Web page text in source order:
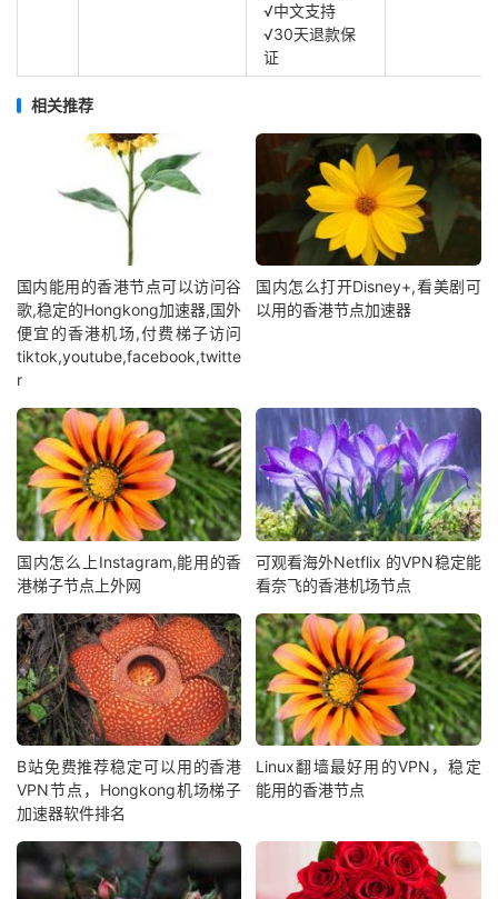
√中文支持
√30天退款保
证
相关推荐
国内能用的香港节点可以访问谷
歌,稳定的Hongkong加速器,国外
便宜的香港机场,付费梯子访问
tiktok,youtube,facebook,twitte
r
国内怎么打开Disney+,看美剧可
以用的香港节点加速器
国内怎么上Instagram,能用的香
港梯子节点上外网
可观看海外Netflix 的VPN稳定能
看奈飞的香港机场节点
B站免费推荐稳定可以用的香港
VPN节点，Hongkong机场梯子
加速器软件排名
Linux翻墙最好用的VPN，稳定
能用的香港节点